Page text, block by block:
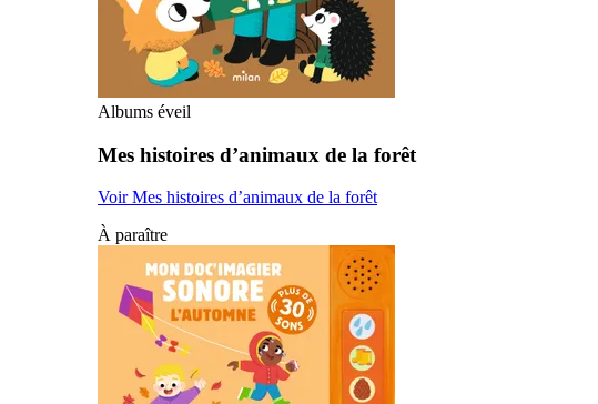
Albums éveil
Mes histoires d’animaux de la forêt
Voir Mes histoires d’animaux de la forêt
À paraître